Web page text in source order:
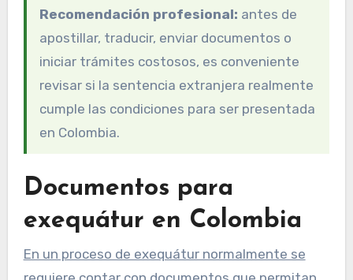
Recomendación profesional: antes de
apostillar, traducir, enviar documentos o
iniciar trámites costosos, es conveniente
revisar si la sentencia extranjera realmente
cumple las condiciones para ser presentada
en Colombia.
Documentos para
exequátur en Colombia
En un proceso de exequátur normalmente se